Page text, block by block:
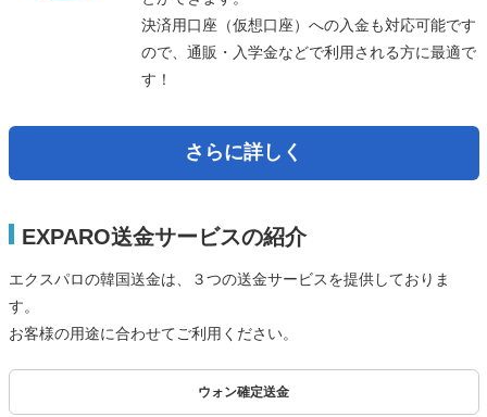
決済用口座（仮想口座）への入金も対応可能です
ので、通販・入学金などで利用される方に最適で
す！
さらに詳しく
EXPARO送金サービスの紹介
エクスパロの韓国送金は、３つの送金サービスを提供しておりま
す。
お客様の用途に合わせてご利用ください。
ウォン確定送金